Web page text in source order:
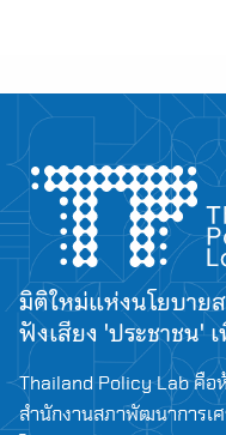
มิติใหม่แห่งนโยบาย
ฟังเสียง 'ประชาชน'
Thailand Policy Lab คือ
สำนักงานสภาพัฒนาการเ